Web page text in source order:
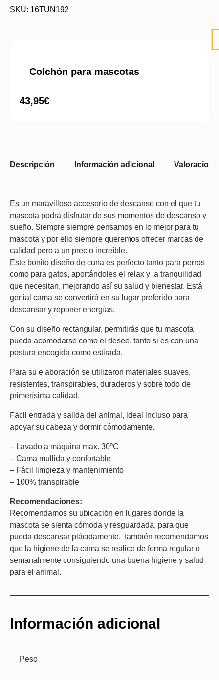
SKU: 16TUN192
Colchón para mascotas
43,95€
Descripción Información adicional
Es un maravilloso accesorio de descanso con el que tu
mascota podrá disfrutar de sus momentos de descanso y
sueño. Siempre siempre pensamos en lo mejor para tu
mascota y por ello siempre queremos ofrecer marcas de
calidad pero a un precio increíble.
Este bonito diseño de cuna es perfecto tanto para perros
como para gatos, aportándoles el relax y la tranquilidad
que necesitan, mejorando así su salud y bienestar. Está
genial cama se convertirá en su lugar preferido para
descansar y reponer energías.
Con su diseño rectangular, permitirás que tu mascota
pueda acomodarse como el desee, tanto si es con una
postura encogida como estirada.
Para su elaboración se utilizaron materiales suaves,
resistentes, transpirables, duraderos y sobre todo de
primerísima calidad.
Fácil entrada y salida del animal, ideal incluso para
apoyar su cabeza y dormir cómodamente.
– Lavado a máquina max. 30ºC
– Cama mullida y confortable
– Fácil limpieza y mantenimiento
– 100% transpirable
Recomendaciones:
Recomendamos su ubicación en lugares donde la
mascota se sienta cómoda y resguardada, para que
pueda descansar plácidamente. También recomendamos
que la higiene de la cama se realice de forma regular o
semanalmente consiguiendo una buena higiene y salud
para el animal.
Información adicional
Peso